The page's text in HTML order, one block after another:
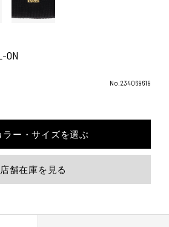
ON
No.234069619
ラー・サイズを選ぶ
店舗在庫を見る